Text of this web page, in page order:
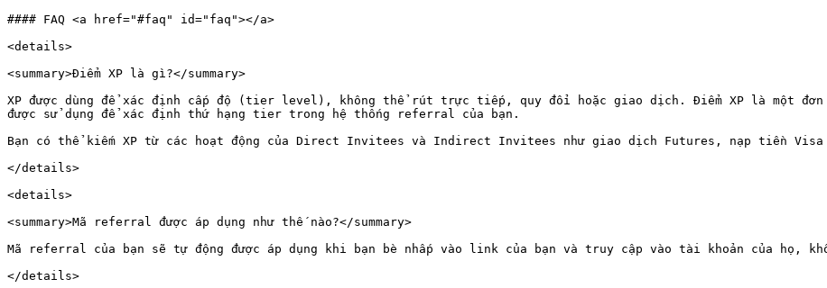
#### FAQ <a href="#faq" id="faq"></a>
<details>
<summary>Điểm XP là gì?</summary>
XP được dùng để xác định cấp độ (tier level), không thể rút trực tiếp, quy đổi hoặc giao dịch. Điểm XP là một đơn
được sử dụng để xác định thứ hạng tier trong hệ thống referral của bạn.
Bạn có thể kiếm XP từ các hoạt động của Direct Invitees và Indirect Invitees như giao dịch Futures, nạp tiền Visa
</details>
<details>
<summary>Mã referral được áp dụng như thế nào?</summary>
Mã referral của bạn sẽ tự động được áp dụng khi bạn bè nhấp vào link của bạn và truy cập vào tài khoản của họ,
</details>